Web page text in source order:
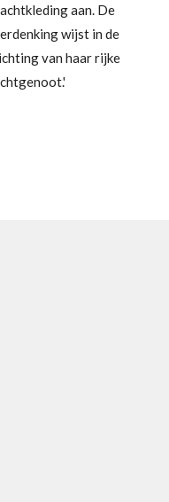
aan. De
wijst in de
van haar rijke